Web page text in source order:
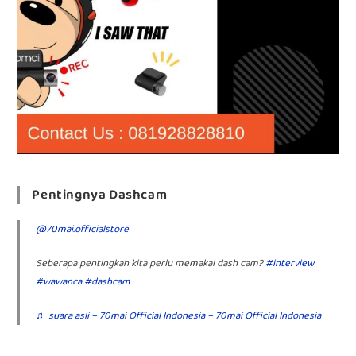
Pentingnya Dashcam
@70mai.officialstore
Seberapa pentingkah kita perlu memakai dash cam?#interview
#wawanca#dashcam
♬ suara asli – 70mai Official Indonesia – 70mai Official Indonesia